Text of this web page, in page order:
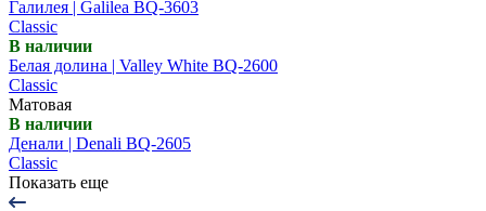
Галилея | Galilea BQ-3603
Classic
В наличии
Белая долина | Valley White BQ-2600
Classic
Матовая
В наличии
Денали | Denali BQ-2605
Classic
Показать еще